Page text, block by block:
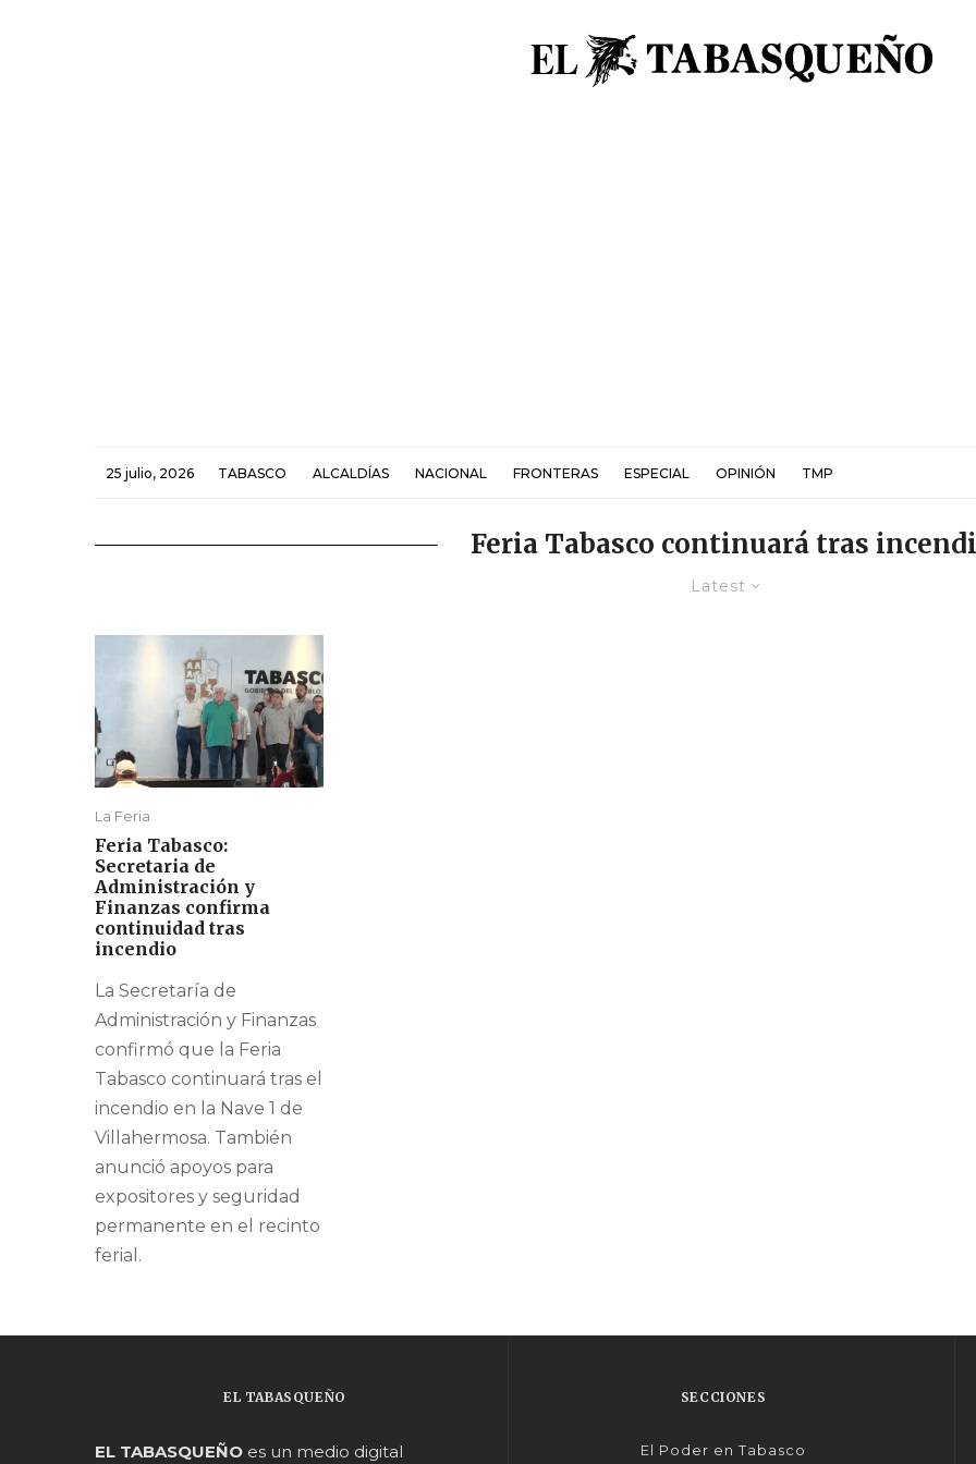
25 julio, 2026 TABASCO ALCALDÍAS NACIONAL FRONTERAS ESPECIAL OPINIÓN TMP
Feria Tabasco continuará tras
Latest
La Feria
Feria Tabasco:
Secretaria de
Administración y
Finanzas confirma
continuidad tras
incendio
La Secretaría de
Administración y Finanzas
confirmó que la Feria
Tabasco continuará tras el
incendio en la Nave 1 de
Villahermosa. También
anunció apoyos para
expositores y seguridad
permanente en el recinto
ferial.
EL TABASQUEÑO
EL TABASQUEÑO es un medio digital
SECCIONES
El Poder en Tabasco